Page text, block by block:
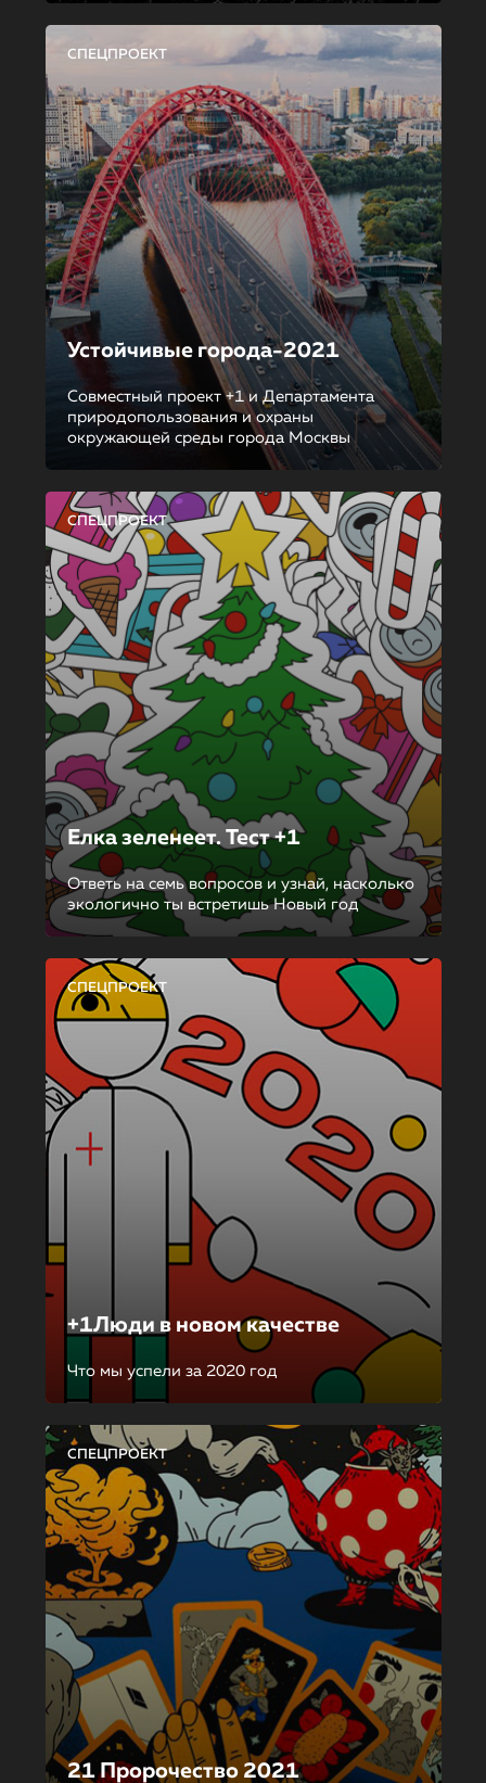
СПЕЦПРОЕКТ
Устойчивые города-2021
Совместный проект +1 и Департамента
природопользования и охраны
окружающей среды города Москвы
СПЕЦПРОЕКТ
Елка зеленеет. Тест +1
Ответь на семь вопросов и узнай, насколько
экологично ты встретишь Новый год
СПЕЦПРОЕКТ
+1Люди в новом качестве
Что мы успели за 2020 год
СПЕЦПРОЕКТ
21 Пророчество 2021